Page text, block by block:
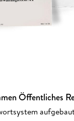
Öffentliches